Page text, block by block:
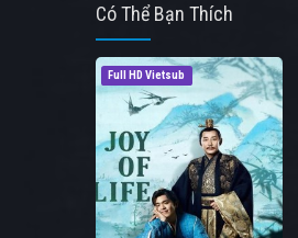
Có Thể Bạn Thích
Full HD Vietsub